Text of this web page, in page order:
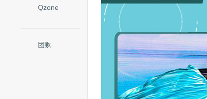
Qzone
团购